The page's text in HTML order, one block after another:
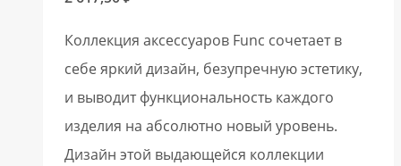
Коллекция аксессуаров Func сочетает в
себе яркий дизайн, безупречную эстетику,
и выводит функциональность каждого
изделия на абсолютно новый уровень.
Дизайн этой выдающейся коллекции